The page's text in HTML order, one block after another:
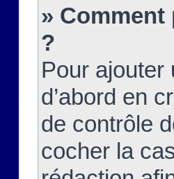
»
?
Pour ajouter
d’abord en
de contrôle
cocher la